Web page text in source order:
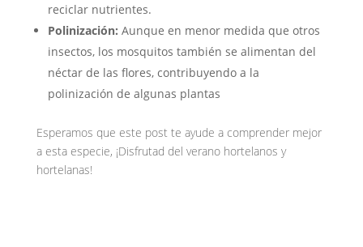
reciclar nutrientes.
Polinización: Aunque en menor medida que otros
insectos, los mosquitos también se alimentan del
néctar de las flores, contribuyendo a la
polinización de algunas plantas
Esperamos que este post te ayude a comprender mejor
a esta especie, ¡Disfrutad del verano hortelanos y
hortelanas!